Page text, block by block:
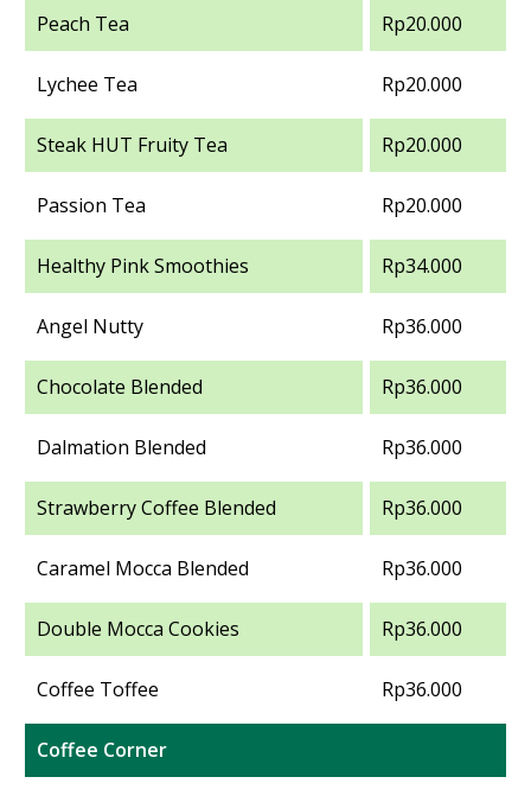
Peach Tea Rp20.000
Lychee Tea Rp20.000
Steak HUT Fruity Tea Rp20.000
Passion Tea Rp20.000
Healthy Pink Smoothies Rp34.000
Angel Nutty Rp36.000
Chocolate Blended Rp36.000
Dalmation Blended Rp36.000
Strawberry Coffee Blended Rp36.000
Caramel Mocca Blended Rp36.000
Double Mocca Cookies Rp36.000
Coffee Toffee Rp36.000
Coffee Corner